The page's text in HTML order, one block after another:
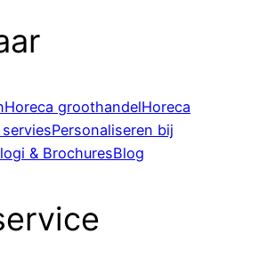
Horeca groothandelHoreca
Personaliseren bij
& BrochuresBlog